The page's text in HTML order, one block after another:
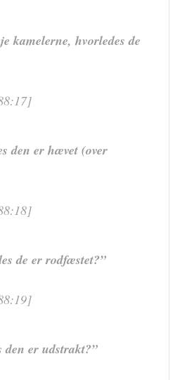
kamelerne, hvorledes de
den er hævet (over
de er rodfæstet?”
den er udstrakt?”